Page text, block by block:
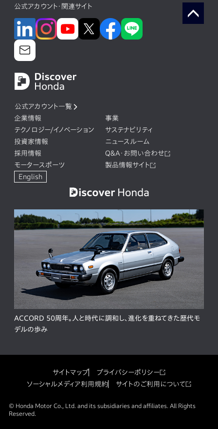
公式アカウント・関連サイト
公式アカウント一覧
企業情報
事業
テクノロジー/イノベーション
サステナビリティ
投資家情報
ニュースルーム
採用情報
Q&A・お問い合わせ
モータースポーツ
製品情報サイト
English
ACCORD 50周年。人と時代に調和し、進化を重ねてきた歴代モ
デルの歩み
サイトマップ
プライバシーポリシー
ソーシャルメディア利用規約
サイトのご利用について
© Honda Motor Co., Ltd. and its subsidiaries and affiliates. All Rights
Reserved.